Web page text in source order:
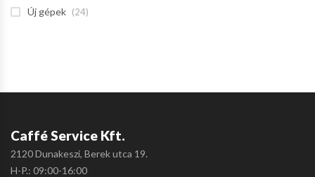
Új gépek (24)
Caffé Service Kft.
2120 Dunakeszi, Berek utca 19.
H-P.: 09:00-16:00